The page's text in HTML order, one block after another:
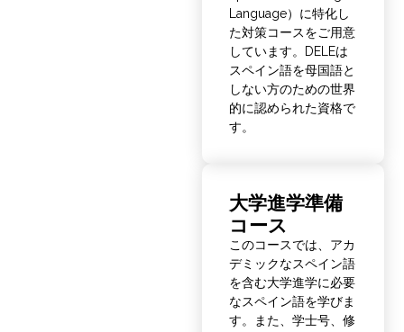
Language）に特化し
た対策コースをご用意
しています。DELEは
スペイン語を母国語と
しない方のための世界
的に認められた資格で
す。
大学進学準備
コース
このコースでは、アカ
デミックなスペイン語
を含む大学進学に必要
なスペイン語を学びま
す。また、学士号、修